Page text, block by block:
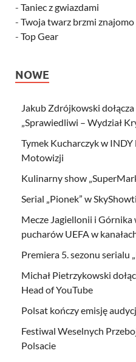
- Taniec z gwiazdami
- Twoja twarz brzmi znajomo
- Top Gear
NOWE
Jakub Zdrójkowski
„Sprawiedliwi – Wydział
Tymek Kucharczyk w
Motowizji
Kulinarny show
Serial „Pionek” w
Mecze Jagiellonii i
pucharów UEFA w
Premiera 5. sezonu serialu
Michał Pietrzykowski
Head of YouTube
Polsat kończy emisję
Festiwal Weselnych
Polsacie